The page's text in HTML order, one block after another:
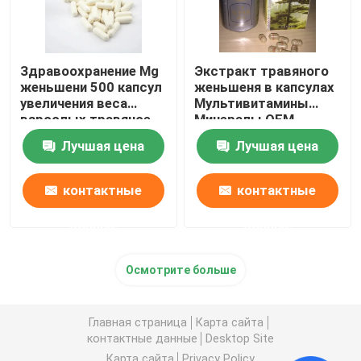
Здравоохранение Mg
женьшени 500 капсул
увеличения веса
взрослых травяное
Лучшая цена
контактные
Экстракт травяного
женьшеня в капсулах
Мультивитамины
Минералы OEM
Лучшая цена
контактные
Осмотрите больше
Главная страница
Карта сайта
контактные данные
Desktop Site
Карта сайта
Privacy Policy